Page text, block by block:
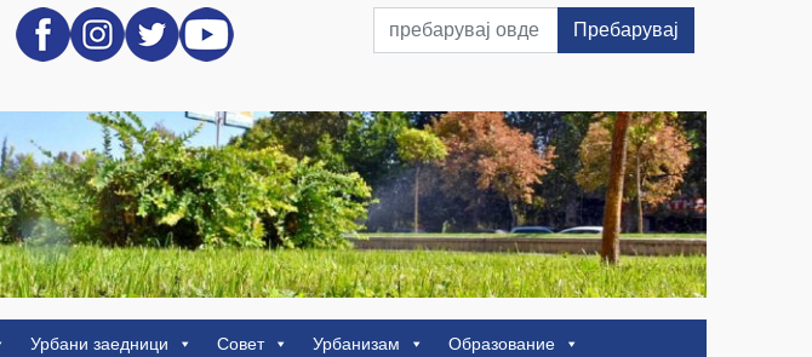
Пребарувај
Урбани заедници Совет Урбанизам
Образование